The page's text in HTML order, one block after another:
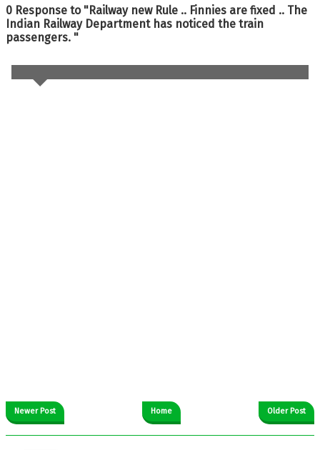
0 Response to "Railway new Rule .. Finnies are fixed .. The
Indian Railway Department has noticed the train
passengers. "
Newer Post Older Post
Home